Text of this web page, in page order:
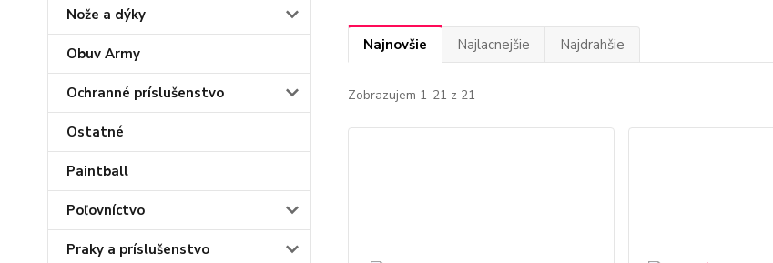
Nože a dýky
Obuv Army
Ochranné príslušenstvo
Ostatné
Paintball
Poľovníctvo
Praky a príslušenstvo
Najnovšie Najlacnejšie Najdrahšie
Zobrazujem 1-21 z 21